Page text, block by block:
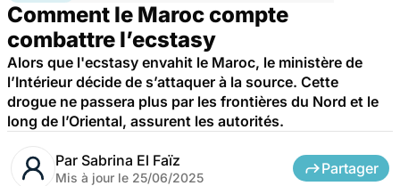
Comment le Maroc compte
combattre l’ecstasy
Alors que l'ecstasy envahit le Maroc, le ministère de
l’Intérieur décide de s’attaquer à la source. Cette
drogue ne passera plus par les frontières du Nord et le
long de l’Oriental, assurent les autorités.
Par Sabrina El Faïz
Mis à jour le 25/06/2025
Partager